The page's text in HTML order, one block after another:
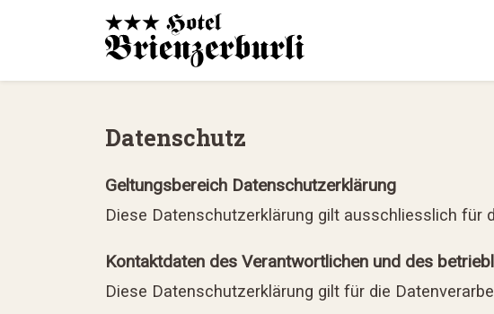
Datenschutz
Geltungsbereich Datenschutzerklärung
Diese Datenschutzerklärung gilt ausschliesslich für
Kontaktdaten des Verantwortlichen und des
Diese Datenschutzerklärung gilt für die